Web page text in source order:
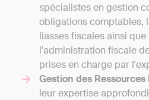
spécialistes en gestion
obligations comptables,
liasses fiscales ainsi
l'administration fiscale
prises en charge par
Gestion des
leur expertise